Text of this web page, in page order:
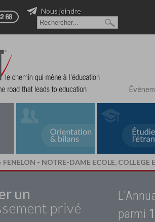
Nous joindre
FENELON - NOTRE-DAME ECOLE, COLLEGE
un
privé
parmi